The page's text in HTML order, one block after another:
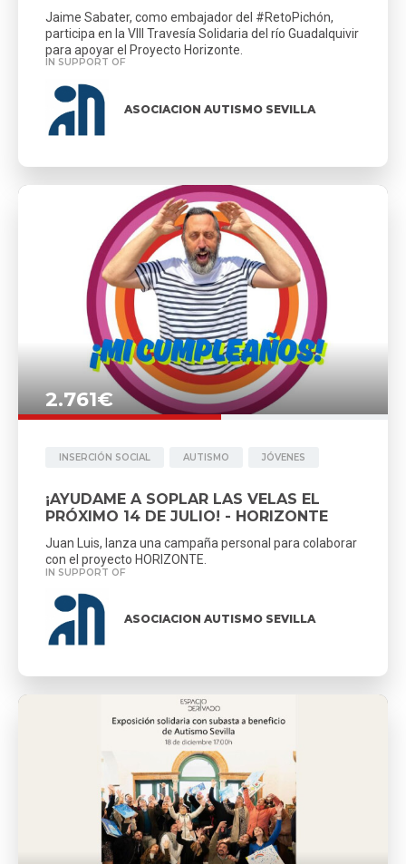
Jaime Sabater, como embajador del #RetoPichón,
participa en la VIII Travesía Solidaria del río Guadalquivir
para apoyar el Proyecto Horizonte.
IN SUPPORT OF
ASOCIACION AUTISMO SEVILLA
2.761€
INSERCIÓN SOCIAL AUTISMO JÓVENES
¡AYUDAME A SOPLAR LAS VELAS EL
PRÓXIMO 14 DE JULIO! - HORIZONTE
Juan Luis, lanza una campaña personal para colaborar
con el proyecto HORIZONTE.
IN SUPPORT OF
ASOCIACION AUTISMO SEVILLA